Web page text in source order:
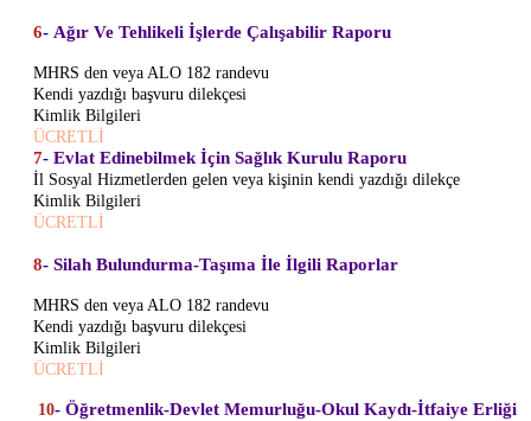
6- Ağır Ve Tehlikeli İşlerde Çalışabilir Raporu
MHRS den veya ALO 182 randevu
Kendi yazdığı başvuru dilekçesi
Kimlik Bilgileri
ÜCRETLİ
7- Evlat Edinebilmek İçin Sağlık Kurulu Raporu
İl Sosyal Hizmetlerden gelen veya kişinin kendi yazdığı dilekçe
Kimlik Bilgileri
ÜCRETLİ
8- Silah Bulundurma-Taşıma İle İlgili Raporlar
MHRS den veya ALO 182 randevu
Kendi yazdığı başvuru dilekçesi
Kimlik Bilgileri
ÜCRETLİ
10- Öğretmenlik-Devlet Memurluğu-Okul Kaydı-İtfaiye Erliği